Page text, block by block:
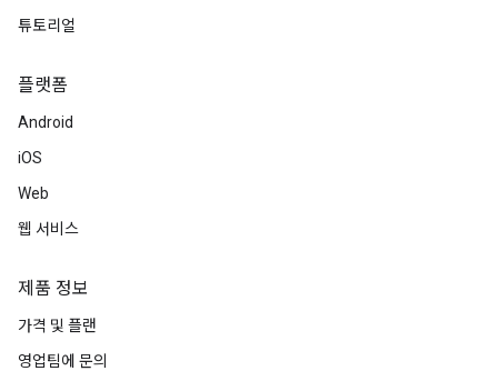
튜토리얼
플랫폼
Android
iOS
Web
웹 서비스
제품 정보
가격 및 플랜
영업팀에 문의